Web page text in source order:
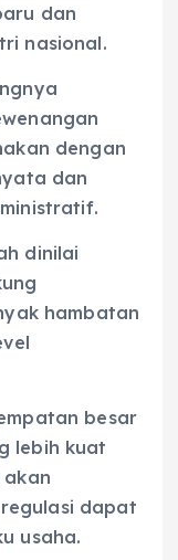
dan
nasional.
dengan
dan
dinilai
hambatan
besar
lebih kuat
akan
dapat
usaha.